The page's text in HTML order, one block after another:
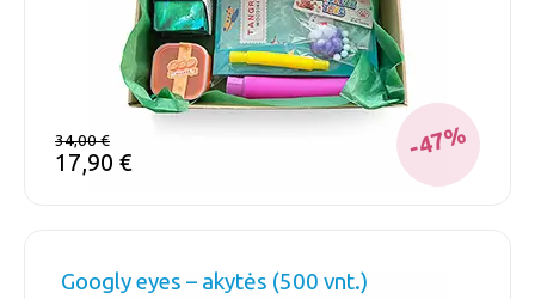
34,00€
17,90 €
-47%
Googly eyes – akytės (500 vnt.)